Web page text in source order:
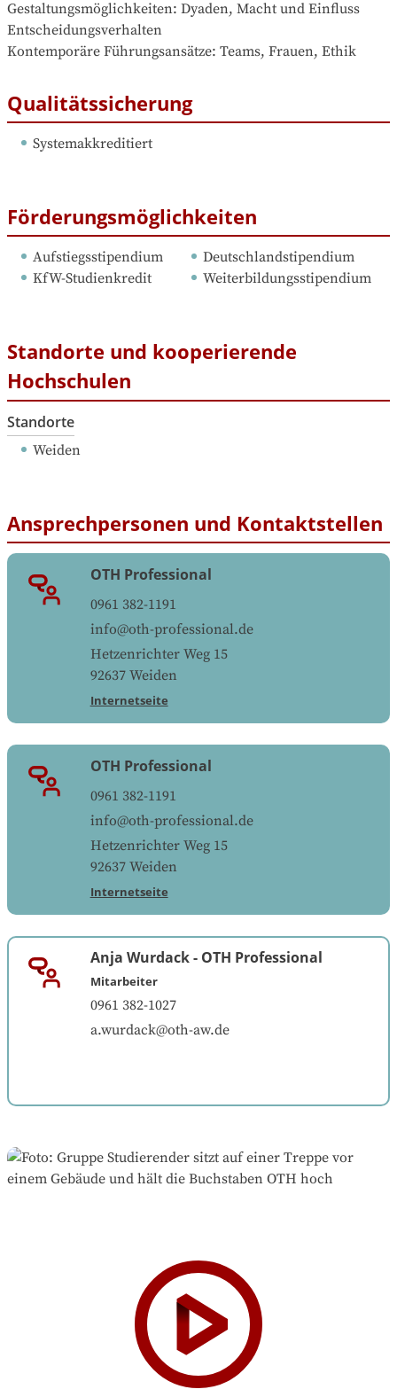
Gestaltungsmöglichkeiten: Dyaden, Macht und Einfluss
Entscheidungsverhalten
Kontemporäre Führungsansätze: Teams, Frauen, Ethik
Qualitätssicherung
Systemakkreditiert
Förderungsmöglichkeiten
Aufstiegsstipendium
Deutschlandstipendium
KfW-Studienkredit
Weiterbildungsstipendium
Standorte und kooperierende
Hochschulen
Standorte
Weiden
Ansprechpersonen und Kontaktstellen
OTH Professional
0961 382-1191
info@oth-professional.de
Hetzenrichter Weg 15
92637 Weiden
Internetseite
OTH Professional
0961 382-1191
info@oth-professional.de
Hetzenrichter Weg 15
92637 Weiden
Internetseite
Anja Wurdack- OTH Professional
Mitarbeiter
0961 382-1027
a.wurdack@oth-aw.de